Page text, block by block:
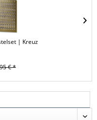
| Kreuz
€ *